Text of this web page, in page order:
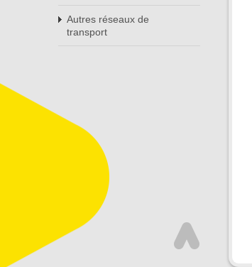
Autres réseaux de
transport